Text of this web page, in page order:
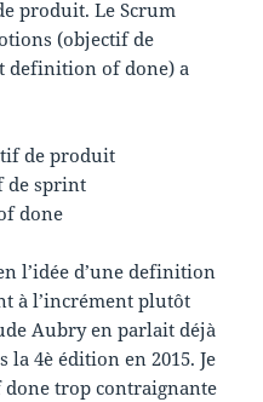
produit. Le Scrum
(objectif de
definition of done) a
de produit
de sprint
done
l’idée d’une definition
à l’incrément plutôt
Aubry en parlait déjà
la 4è édition en 2015. Je
trop contraignante